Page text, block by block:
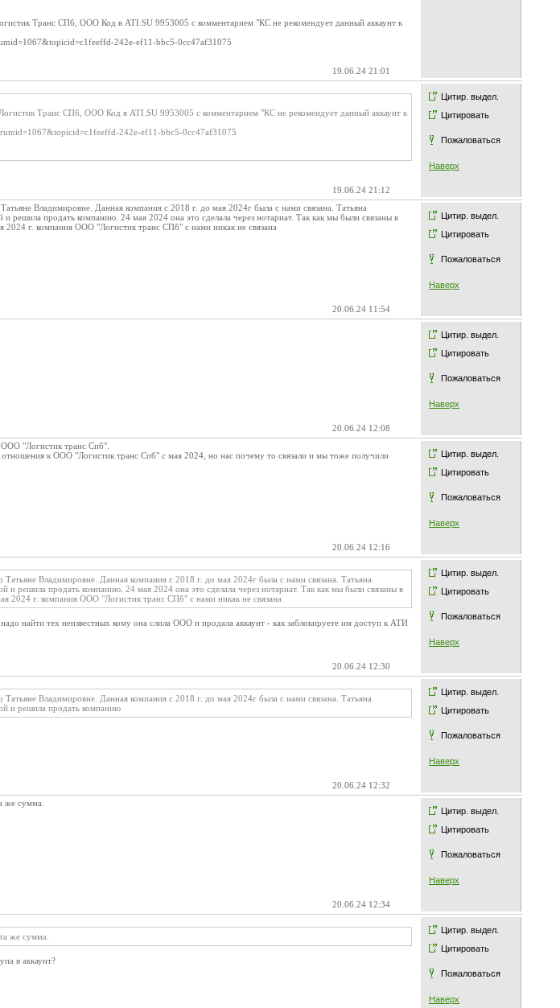
Транс СПб, ООО Код в ATI.SU 9953005 с комментарием "КС не рекомендует данный аккаунт к
242e-ef11-bbc5-0cc47af31075
19.06.24 21:01
Цитир. выдел.
Цитировать
Пожаловаться
Наверх
Транс СПб, ООО Код в ATI.SU 9953005 с комментарием "КС не рекомендует данный аккаунт к
242e-ef11-bbc5-0cc47af31075
19.06.24 21:12
Цитир. выдел.
Цитировать
Пожаловаться
Наверх
Владимировне. Данная компания с 2018 г. до мая 2024г была с нами связана. Татьяна
решила продать компанию. 24 мая 2024 она это сделала через нотариат. Так как мы были связаны в
г. компания ООО "Логистик транс СПб" с нами никак не связана
20.06.24 11:54
Цитир. выдел.
Цитировать
Пожаловаться
Наверх
20.06.24 12:08
Цитир. выдел.
Цитировать
Пожаловаться
Наверх
"Логистик транс Спб".
к ООО "Логистик транс Спб" с мая 2024, но нас почему то связали и мы тоже получили
20.06.24 12:16
Цитир. выдел.
Цитировать
Пожаловаться
Наверх
Владимировне. Данная компания с 2018 г. до мая 2024г была с нами связана. Татьяна
и решила продать компанию. 24 мая 2024 она это сделала через нотариат. Так как мы были связаны в
2024 г. компания ООО "Логистик транс СПб" с нами никак не связана
найти тех неизвестных кому она слила ООО и продала аккаунт - как заблокируете им доступ к АТИ
20.06.24 12:30
Цитир. выдел.
Цитировать
Пожаловаться
Наверх
Владимировне. Данная компания с 2018 г. до мая 2024г была с нами связана. Татьяна
и решила продать компанию
20.06.24 12:32
Цитир. выдел.
Цитировать
Пожаловаться
Наверх
же сумма.
20.06.24 12:34
Цитир. выдел.
Цитировать
Пожаловаться
Наверх
же сумма.
в аккаунт?